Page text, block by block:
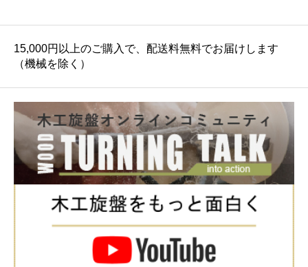
15,000円以上のご購入で、配送料無料でお届けします
（機械を除く）